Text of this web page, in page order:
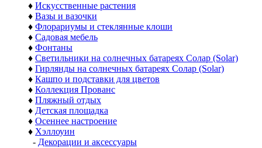
♦ Искусственные растения
♦ Вазы и вазочки
♦ Флорариумы и стеклянные клоши
♦ Садовая мебель
♦ Фонтаны
♦ Светильники на солнечных батареях Солар (Solar)
♦ Гирлянды на солнечных батареях Солар (Solar)
♦ Кашпо и подставки для цветов
♦ Коллекция Прованс
♦ Пляжный отдых
♦ Детская площадка
♦ Осеннее настроение
♦ Хэллоуин
- Декорации и аксессуары